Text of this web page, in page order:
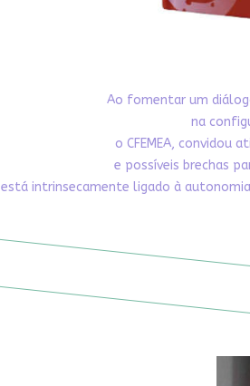
Ao fomentar um
na
o CFEMEA, convidou
e possíveis brechas
está intrinsecamente ligado à